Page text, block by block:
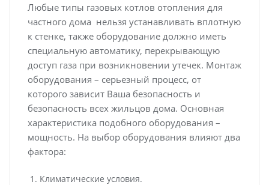
Любые типы газовых котлов отопления для
частного дома нельзя устанавливать вплотную
к стенке, также оборудование должно иметь
специальную автоматику, перекрывающую
доступ газа при возникновении утечек. Монтаж
оборудования – серьезный процесс, от
которого зависит Ваша безопасность и
безопасность всех жильцов дома. Основная
характеристика подобного оборудования –
мощность. На выбор оборудования влияют два
фактора:
Климатические условия.